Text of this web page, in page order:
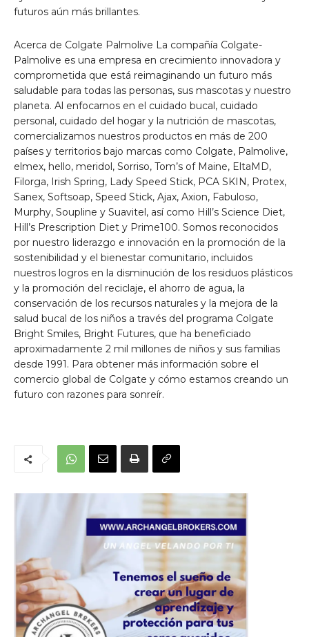
futuros aún más brillantes.
Acerca de Colgate Palmolive La compañía Colgate-
Palmolive es una empresa en crecimiento innovadora y
comprometida que está reimaginando un futuro más
saludable para todas las personas, sus mascotas y nuestro
planeta. Al enfocarnos en el cuidado bucal, cuidado
personal, cuidado del hogar y la nutrición de mascotas,
comercializamos nuestros productos en más de 200
países y territorios bajo marcas como Colgate, Palmolive,
elmex, hello, meridol, Sorriso, Tom’s of Maine, EltaMD,
Filorga, Irish Spring, Lady Speed Stick, PCA SKIN, Protex,
Sanex, Softsoap, Speed Stick, Ajax, Axion, Fabuloso,
Murphy, Soupline y Suavitel, así como Hill’s Science Diet,
Hill’s Prescription Diet y Prime100. Somos reconocidos
por nuestro liderazgo e innovación en la promoción de la
sostenibilidad y el bienestar comunitario, incluidos
nuestros logros en la disminución de los residuos plásticos
y la promoción del reciclaje, el ahorro de agua, la
conservación de los recursos naturales y la mejora de la
salud bucal de los niños a través del programa Colgate
Bright Smiles, Bright Futures, que ha beneficiado
aproximadamente 2 mil millones de niños y sus familias
desde 1991. Para obtener más información sobre el
comercio global de Colgate y cómo estamos creando un
futuro con razones para sonreír.